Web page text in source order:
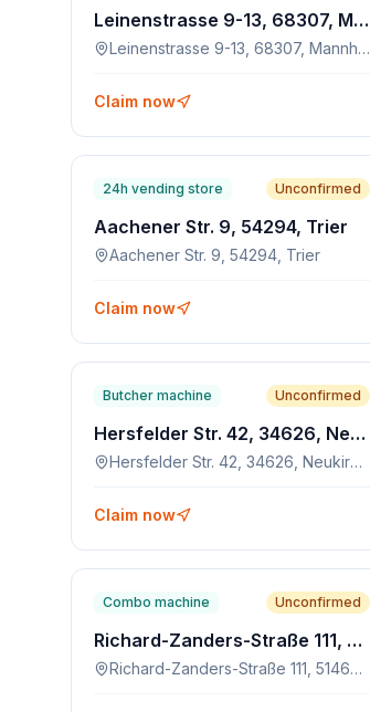
Leinenstrasse 9-13, 68307, Mannheim
Leinenstrasse 9-13, 68307, Mannheim
Claim now
24h vending store Unconfirmed
Aachener Str. 9, 54294, Trier
Aachener Str. 9, 54294, Trier
Claim now
Butcher machine Unconfirmed
Hersfelder Str. 42, 34626, Neukirchen
Hersfelder Str. 42, 34626, Neukirchen
Claim now
Combo machine Unconfirmed
Richard-Zanders-Straße 111, 51469, Bergisch Gladbach
Richard-Zanders-Straße 111, 51469, Bergisch Gladbach